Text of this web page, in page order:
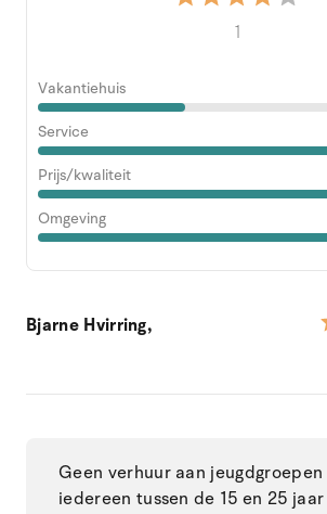
1
Vakantiehuis
Service
Prijs/kwaliteit
Omgeving
Bjarne Hvirring,
Geen verhuur aan
iedereen tussen de 15 en 25